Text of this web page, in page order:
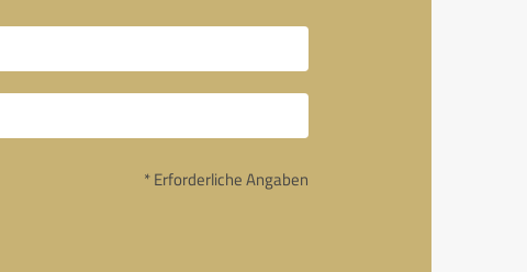
* Erforderliche Angaben